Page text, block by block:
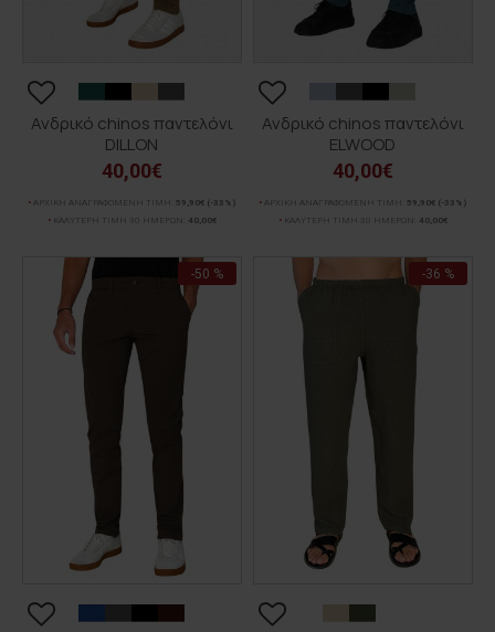
Ανδρικό chinos παντελόνι
DILLON
40,00€
ΑΡΧΙΚΗ ΑΝΑΓΡΑΦΟΜΕΝΗ ΤΙΜΗ: 59,90€ (-33%)
ΚΑΛΥΤΕΡΗ ΤΙΜΗ 30 ΗΜΕΡΩΝ:
40,00€
Ανδρικό chinos παντελόνι
ELWOOD
40,00€
ΑΡΧΙΚΗ ΑΝΑΓΡΑΦΟΜΕΝΗ ΤΙΜΗ: 59,90€ (-33%)
ΚΑΛΥΤΕΡΗ ΤΙΜΗ 30 ΗΜΕΡΩΝ:
40,00€
-50 % -36 %